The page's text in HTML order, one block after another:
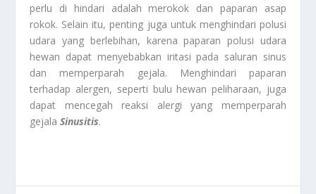
perlu di hindari adalah merokok dan paparan asap
rokok. Selain itu, penting juga untuk menghindari polusi
udara yang berlebihan, karena paparan polusi udara
hewan dapat menyebabkan iritasi pada saluran sinus
dan memperparah gejala. Menghindari paparan
terhadap alergen, seperti bulu hewan peliharaan, juga
dapat mencegah reaksi alergi yang memperparah
gejalaSinusitis.